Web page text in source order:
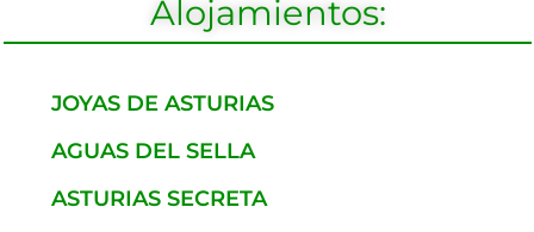
Alojamientos:
JOYAS DE ASTURIAS
AGUAS DEL SELLA
ASTURIAS SECRETA